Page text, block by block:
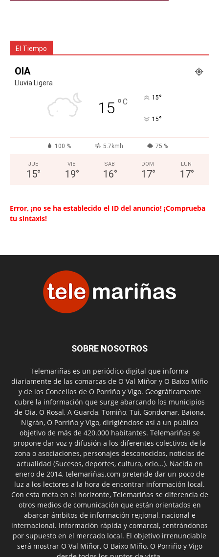
El Tiempo
OIA
Lluvia Ligera
15 °C 15°
15°
100 % 5.7kmh 75 %
JUE
15°
VIE
19°
SAB
16°
DOM
17°
LUN
17°
Error, ¡no se ha establecido el ID del anuncio! ¡Comprueba
tu sintaxis!
SOBRE NOSOTROS
Telemariñas es un periódico digital que informa
diariamente de las comarcas de O Val Miñor y O Baixo Miño
y de los Concellos de O Porriño y Vigo. Geográficamente
cubre la información que surge abarcando los municipios
de Oia, O Rosal, A Guarda, Tomiño, Tui, Gondomar, Baiona,
Nigrán, O Porriño y Vigo, dirigiéndose así a un público
objetivo de más de 420.000 habitantes. Telemariñas se
propone dar voz y difusión a los diferentes colectivos de la
zona o asociaciones, personajes desconocidos, noticias de
actualidad (Sucesos, deportes, cultura, ocio...). Nacida en
enero de 2014, telemariñas.com pretende dar un poco de
luz a los lectores a la hora de encontrar información local.
Con esta meta en el horizonte, Telemariñas se diferencia de
otros medios de comunicación que están orientados en
abarcar ámbitos de información regional, nacional e
internacional. Información rápida y comarcal, centrándonos
por supuesto en el mercado local. El objetivo irrenunciable
será mostrar O Val Miñor, O Baixo Miño, O Porriño y Vigo